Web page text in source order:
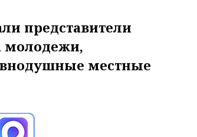
представители
молодежи,
местные